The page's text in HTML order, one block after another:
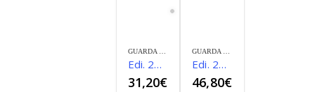
Edi. 2024 (Color) Especialidad de Pesca del Guarda Rural
31,20€
Edi. 2024 (Color) Guarda Rural
46,80€